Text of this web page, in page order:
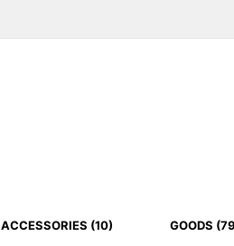
ACCESSORIES (10) GOODS